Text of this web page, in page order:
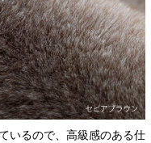
いるので、高級感のある仕